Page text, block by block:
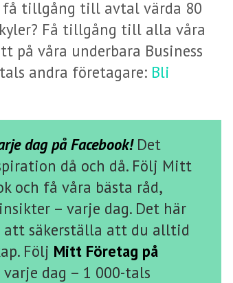
tillgång till avtal värda 80
Få tillgång till alla våra
på våra underbara Business
tals andra företagare: Bli
dag på Facebook!Det
då och då. Följ Mitt
och få våra bästa råd,
– varje dag. Det här
säkerställa att du alltid
Följ Mitt Företag på
dag – 1 000-tals